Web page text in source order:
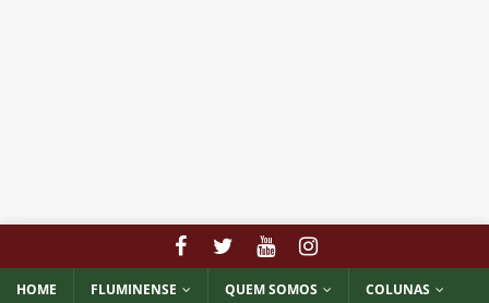
HOME FLUMINENSE QUEM SOMOS COLUNAS